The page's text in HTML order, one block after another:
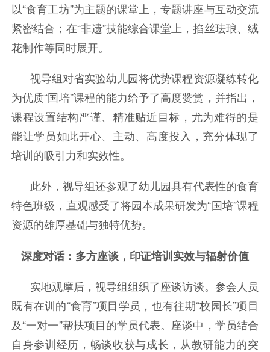
以“食育工坊”为主题的课堂上，专题讲座与互动交流
紧密结合；在“非遗”技能综合课堂上，掐丝珐琅、绒
花制作等同时展开。
视导组对省实验幼儿园将优势课程资源凝练转化
为优质“国培”课程的能力给予了高度赞赏，并指出，
课程设置结构严谨、精准贴近目标，尤为难得的是
能让学员如此开心、主动、高度投入，充分体现了
培训的吸引力和实效性。
此外，视导组还参观了幼儿园具有代表性的食育
特色班级，直观感受了将园本成果研发为“国培”课程
资源的雄厚基础与独特优势。
深度对话：多方座谈，印证培训实效与辐射价值
实地观摩后，视导组组织了座谈访谈。参会人员
既有在训的“食育”项目学员，也有往期“校园长”项目
及“一对一”帮扶项目的学员代表。座谈中，学员结合
自身参训经历，畅谈收获与成长，从教研能力的突